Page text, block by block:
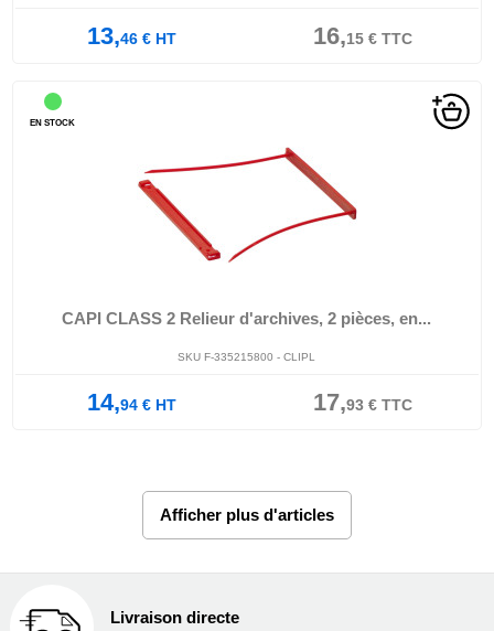
13,46€HT 16,15€TTC
CAPI CLASS 2 Relieur d'archives, 2 pièces, en...
SKU F-335215800 - CLIPL
14,94€HT 17,93€TTC
EN STOCK
Afficher plus d'articles
Livraison directe